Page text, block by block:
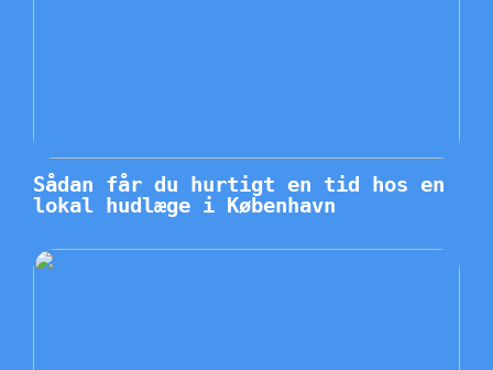
Sådan får du hurtigt en tid hos en
lokal hudlæge i København